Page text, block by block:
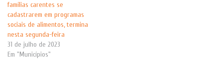
famílias carentes se
cadastrarem em programas
sociais de alimentos, termina
nesta segunda-feira
31 de julho de 2023
Em "Municípios"